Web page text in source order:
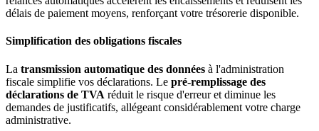
délais de paiement moyens, renforçant votre trésorerie disponible.
Simplification des obligations fiscales
La transmission automatique des données à l'administration
fiscale simplifie vos déclarations. Le pré-remplissage des
déclarations de TVA réduit le risque d'erreur et diminue les
demandes de justificatifs, allégeant considérablement votre charge
administrative.